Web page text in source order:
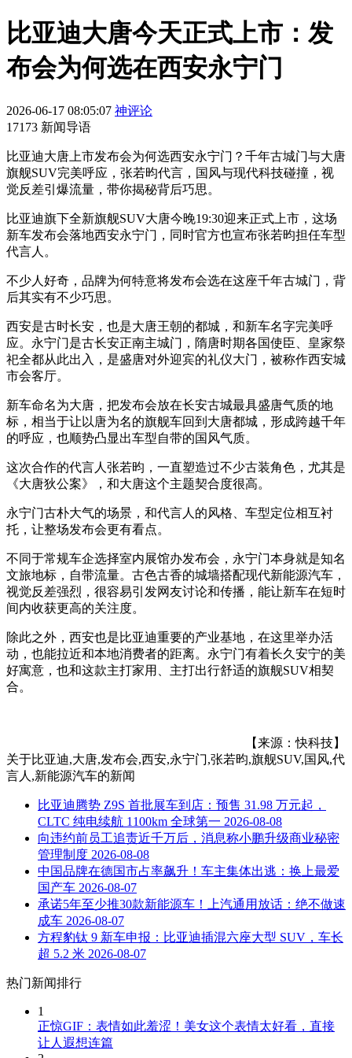
比亚迪大唐今天正式上市：发
布会为何选在西安永宁门
2026-06-17 08:05:07 神评论
17173 新闻导语
比亚迪大唐上市发布会为何选西安永宁门？千年古城门与大唐
旗舰SUV完美呼应，张若昀代言，国风与现代科技碰撞，视
觉反差引爆流量，带你揭秘背后巧思。
比亚迪旗下全新旗舰SUV大唐今晚19:30迎来正式上市，这场
新车发布会落地西安永宁门，同时官方也宣布张若昀担任车型
代言人。
不少人好奇，品牌为何特意将发布会选在这座千年古城门，背
后其实有不少巧思。
西安是古时长安，也是大唐王朝的都城，和新车名字完美呼
应。永宁门是古长安正南主城门，隋唐时期各国使臣、皇家祭
祀全都从此出入，是盛唐对外迎宾的礼仪大门，被称作西安城
市会客厅。
新车命名为大唐，把发布会放在长安古城最具盛唐气质的地
标，相当于让以唐为名的旗舰车回到大唐都城，形成跨越千年
的呼应，也顺势凸显出车型自带的国风气质。
这次合作的代言人张若昀，一直塑造过不少古装角色，尤其是
《大唐狄公案》，和大唐这个主题契合度很高。
永宁门古朴大气的场景，和代言人的风格、车型定位相互衬
托，让整场发布会更有看点。
不同于常规车企选择室内展馆办发布会，永宁门本身就是知名
文旅地标，自带流量。古色古香的城墙搭配现代新能源汽车，
视觉反差强烈，很容易引发网友讨论和传播，能让新车在短时
间内收获更高的关注度。
除此之外，西安也是比亚迪重要的产业基地，在这里举办活
动，也能拉近和本地消费者的距离。永宁门有着长久安宁的美
好寓意，也和这款主打家用、主打出行舒适的旗舰SUV相契
合。
【来源：快科技】
关于比亚迪,大唐,发布会,西安,永宁门,张若昀,旗舰SUV,国风,代
言人,新能源汽车的新闻
比亚迪腾势 Z9S 首批展车到店：预售 31.98 万元起，
CLTC 纯电续航 1100km 全球第一 2026-08-08
向违约前员工追责近千万后，消息称小鹏升级商业秘密
管理制度 2026-08-08
中国品牌在德国市占率飙升！车主集体出逃：换上最爱
国产车 2026-08-07
承诺5年至少推30款新能源车！上汽通用放话：绝不做速
成车 2026-08-07
方程豹钛 9 新车申报：比亚迪插混六座大型 SUV，车长
超 5.2 米 2026-08-07
热门新闻排行
1
正惊GIF：表情如此羞涩！美女这个表情太好看，直接
让人遐想连篇